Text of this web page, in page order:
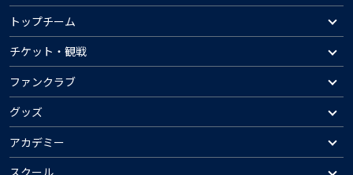
トップチーム
チケット・観戦
ファンクラブ
グッズ
アカデミー